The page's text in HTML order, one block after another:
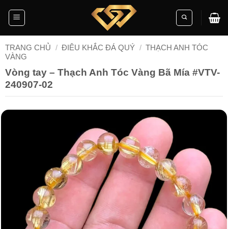
TRANG CHỦ / ĐIÊU KHẮC ĐÁ QUÝ / THẠCH ANH TÓC
VÀNG
Vòng tay – Thạch Anh Tóc Vàng Bã Mía #VTV-
240907-02